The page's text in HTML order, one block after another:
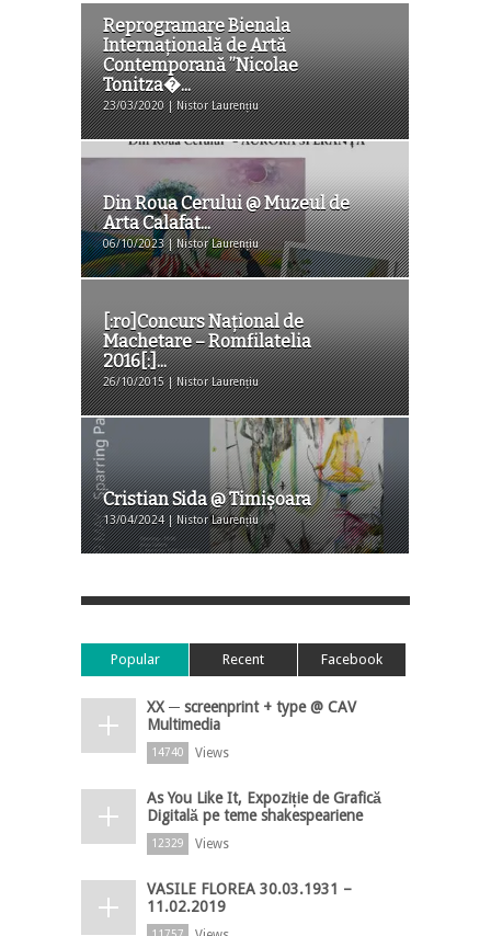
Reprogramare Bienala
Internațională de Artă
Contemporană ”Nicolae
Tonitza�...
23/03/2020 | Nistor Laurențiu
Din Roua Cerului @ Muzeul de
Arta Calafat...
06/10/2023 | Nistor Laurențiu
[:ro]Concurs Național de
Machetare – Romfilatelia
2016[:]...
26/10/2015 | Nistor Laurențiu
Cristian Sida @ Timişoara
13/04/2024 | Nistor Laurențiu
Popular Recent Facebook
XX ─ screenprint + type @ CAV
Multimedia
14740 Views
As You Like It, Expoziție de Grafică
Digitală pe teme shakespeariene
12329 Views
VASILE FLOREA 30.03.1931 –
11.02.2019